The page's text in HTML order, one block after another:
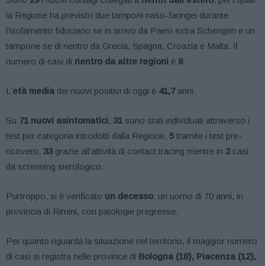
la Regione ha previsto due tamponi naso-faringei durante
l’isolamento fiduciario se in arrivo da Paesi extra Schengen e un
tampone se di rientro da Grecia, Spagna, Croazia e Malta. Il
numero di casi di rientro da altre regioni è 8.
L’età media dei nuovi positivi di oggi è 41,7 anni.
Su 71 nuovi asintomatici, 31sono stati individuati attraverso i
test per categoria introdotti dalla Regione, 5 tramite i test pre-
ricovero, 33 grazie all’attività di contact tracing mentre in 2casi
da screening sierologico.
Purtroppo, si è verificato un decesso: un uomo di 70 anni, in
provincia di Rimini, con patologie pregresse.
Per quanto riguarda la situazione nel territorio, il maggior numero
di casi si registra nelle province di Bologna (18), Piacenza (12),